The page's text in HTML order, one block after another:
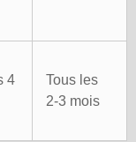
4
Tous les
2-3 mois